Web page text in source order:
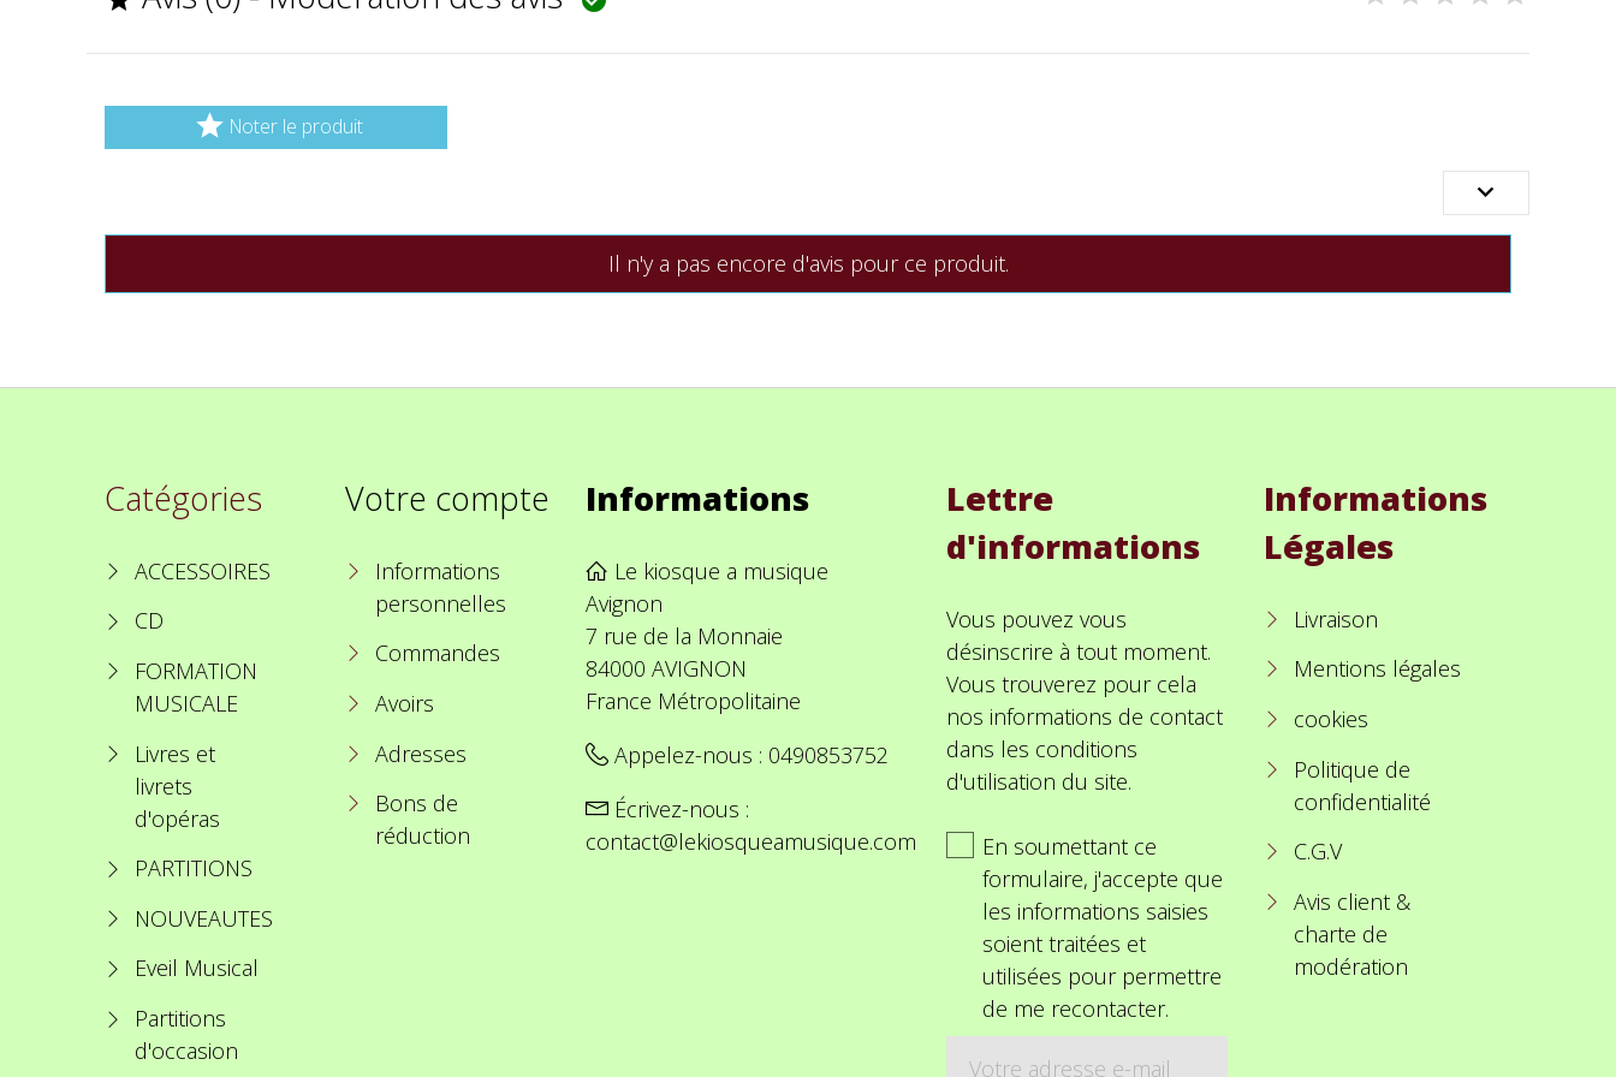
 Noter le produit

Il n'y a pas encore d'avis pour ce produit.
Catégories
ACCESSOIRES
CD
FORMATION
MUSICALE
Livres et
livrets
d'opéras
PARTITIONS
NOUVEAUTES
Eveil Musical
Partitions
d'occasion
Votre compte
Informations
personnelles
Commandes
Avoirs
Adresses
Bons de
réduction
Informations
Le kiosque a musique
Avignon
7 rue de la Monnaie
84000 AVIGNON
France Métropolitaine
Appelez-nous : 0490853752
Écrivez-nous :
contact@lekiosqueamusique.com
Lettre
d'informations
Vous pouvez vous
désinscrire à tout moment.
Vous trouverez pour cela
nos informations de contact
dans les conditions
d'utilisation du site.
En soumettant ce
formulaire, j'accepte que
les informations saisies
soient traitées et
utilisées pour permettre
de me recontacter.
Informations
Légales
Livraison
Mentions légales
cookies
Politique de
confidentialité
C.G.V
Avis client &
charte de
modération